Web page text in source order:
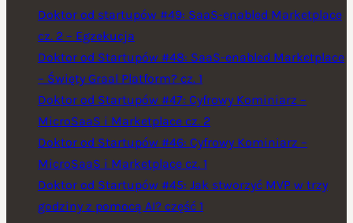
Doktor od startupów #49: SaaS-enabled Marketplace
cz. 2 – Egzekucja
Doktor od Startupów #48: SaaS-enabled Marketplace
– Święty Graal Platform? cz. 1
Doktor od Startupów #47: Cyfrowy Kominiarz –
MicroSaaS i Marketplace cz. 2
Doktor od Startupów #46: Cyfrowy Kominiarz –
MicroSaaS i Marketplace cz. 1
Doktor od Startupów #45: Jak stworzyć MVP w trzy
godziny z pomocą AI? część 1